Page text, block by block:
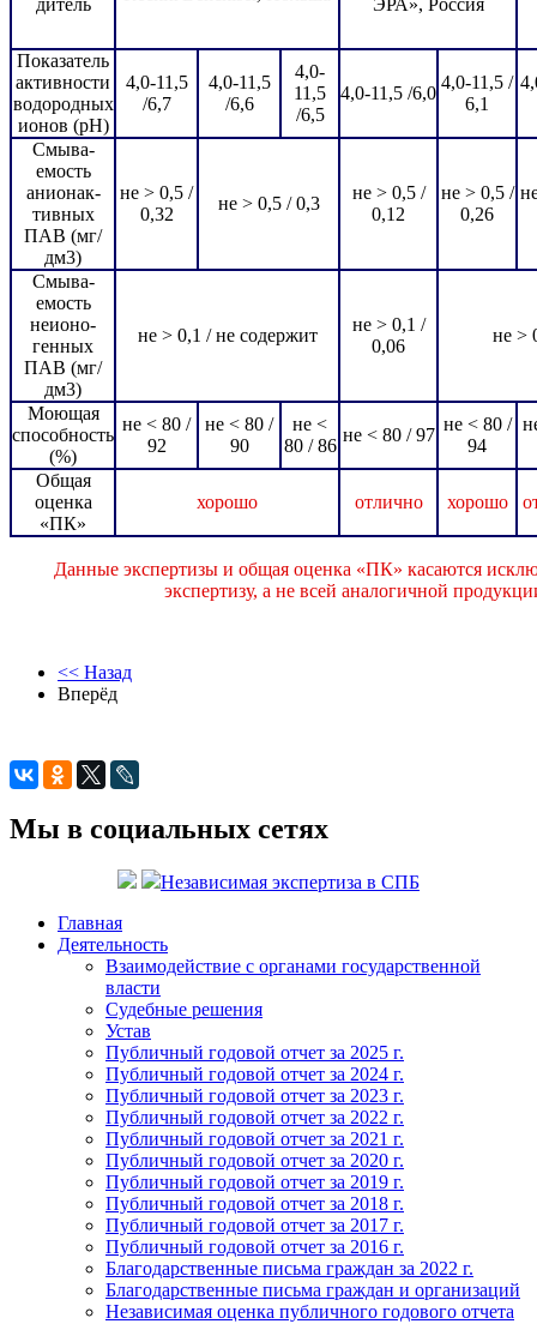
дитель
ЭРА», Россия
Показатель
активности
водородных
ионов (pH)
4,0-11,5
/6,7
4,0-11,5
/6,6
4,0-
11,5
/6,5
4,0-11,5 /6,0
4,0-11,5 /
6,1
Смыва-
емость
анионак-
тивных
ПАВ (мг/
дм3)
не > 0,5 /
0,32
не > 0,5 / 0,3
не > 0,5 /
0,12
не > 0,5 /
0,26
Смыва-
емость
неионо-
генных
ПАВ (мг/
дм3)
не > 0,1 / не содержит
не > 0,1 /
0,06
не >
Моющая
способность
(%)
не < 80 /
92
не < 80 /
90
не <
80 / 86
не < 80 / 97
не < 80 /
94
Общая
оценка
«ПК»
хорошо отлично хорошо
Данные экспертизы и общая оценка «ПК» касаются
экспертизу, а не всей аналогичной
<< Назад
Вперёд
Мы в социальных сетях
Независимая экспертиза в СПБ
Главная
Деятельность
Взаимодействие с органами государственной
власти
Судебные решения
Устав
Публичный годовой отчет за 2025 г.
Публичный годовой отчет за 2024 г.
Публичный годовой отчет за 2023 г.
Публичный годовой отчет за 2022 г.
Публичный годовой отчет за 2021 г.
Публичный годовой отчет за 2020 г.
Публичный годовой отчет за 2019 г.
Публичный годовой отчет за 2018 г.
Публичный годовой отчет за 2017 г.
Публичный годовой отчет за 2016 г.
Благодарственные письма граждан за 2022 г.
Благодарственные письма граждан и организаций
Независимая оценка публичного годового отчета